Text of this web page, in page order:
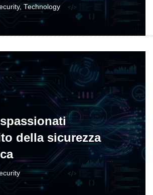
, Technology
della sicurezza